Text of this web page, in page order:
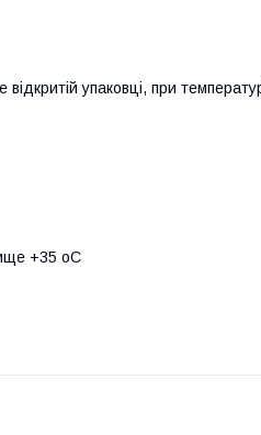
упаковці, при
+35 oC